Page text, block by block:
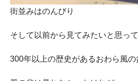
街並みはのんびり
そして以前から見てみたいと思っ
300年以上の歴史があるおわら風の